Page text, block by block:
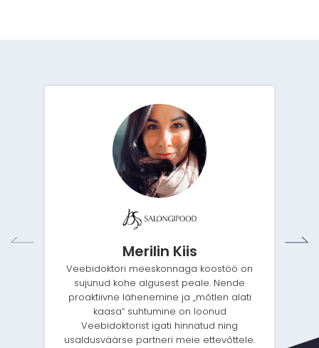
Merilin Kiis
Veebidoktori meeskonnaga koostöö on
sujunud kohe algusest peale. Nende
proaktiivne lähenemine ja „mõtlen alati
kaasa“ suhtumine on loonud
Veebidoktorist igati hinnatud ning
usaldusväärse partneri meie ettevõttele.